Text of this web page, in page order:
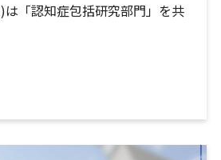
「認知症包括研究部門」を共